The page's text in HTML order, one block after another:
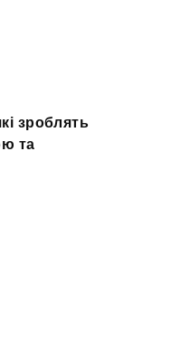
зроблять
та